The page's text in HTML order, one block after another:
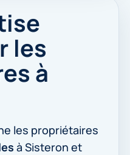
les
à
les propriétaires
à Sisteron et